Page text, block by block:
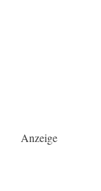
Anzeige